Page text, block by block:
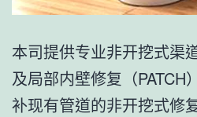
本司提供专业非开挖式渠
及局部内壁修复（PATCH
补现有管道的非开挖式修